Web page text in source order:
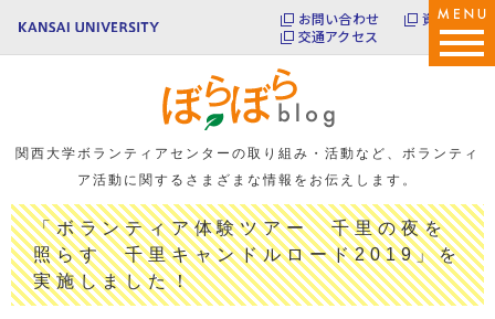
お問い合わせ
資料請求
交通アクセス
関西大学ボランティアセンターの取り組み・活動など、 ボランティ
ア活動に関するさまざまな情報をお伝えします。
「ボランティア体験ツアー 千里の夜を
照らす 千里キャンドルロード2019」を
実施しました！